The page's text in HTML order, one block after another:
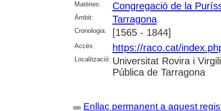
Matèries:
Congregació de la
Àmbit: Tarragona
Cronologia: [1565 - 1844]
Accés: https://raco.cat/
Localització: Universitat Rovira i
Pública de Tarragona
Enllaç permanent a aquest